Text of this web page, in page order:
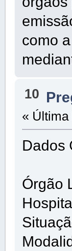
como
10
« Última
Dados
Órgão